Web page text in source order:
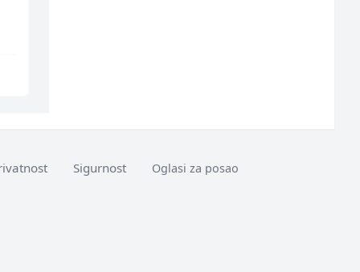
Sigurnost Oglasi za posao